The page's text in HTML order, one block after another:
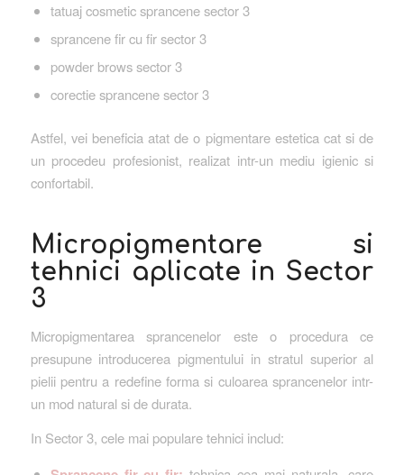
tatuaj cosmetic sprancene sector 3
sprancene fir cu fir sector 3
powder brows sector 3
corectie sprancene sector 3
Astfel, vei beneficia atat de o pigmentare estetica cat si de
un procedeu profesionist, realizat intr-un mediu igienic si
confortabil.
Micropigmentare si
tehnici aplicate in Sector
3
Micropigmentarea sprancenelor este o procedura ce
presupune introducerea pigmentului in stratul superior al
pielii pentru a redefine forma si culoarea sprancenelor intr-
un mod natural si de durata.
In Sector 3, cele mai populare tehnici includ: